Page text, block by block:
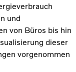
und
von Büros bis hin
dieser
vorgenommen